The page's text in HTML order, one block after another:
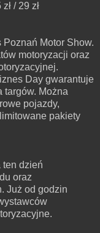
/ 29 zł
Motor Show.
motoryzacji oraz
Day gwarantuje
targów. Można
pojazdy,
pakiety
ten dzień
oraz
Już od godzin